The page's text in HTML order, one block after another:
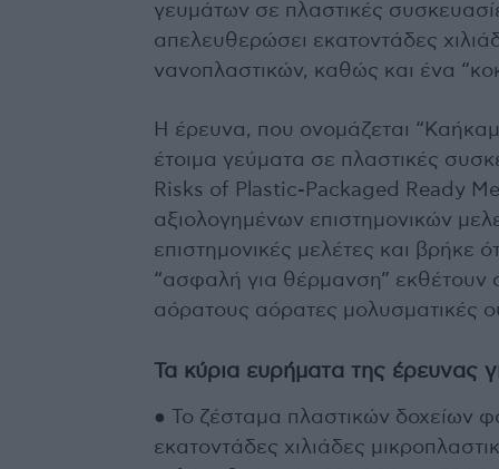
γευμάτων σε πλαστικές
απελευθερώσει εκατοντάδες
νανοπλαστικών, καθώς και ένα
Η έρευνα, που ονομάζεται
έτοιμα γεύματα σε πλαστικές
Risks of Plastic-Packaged Ready
αξιολογημένων επιστημονικών
επιστημονικές μελέτες και βρήκε
“ασφαλή για θέρμανση” εκθέτουν
αόρατους αόρατες μολυσματικές
Τα κύρια ευρήματα της έρευνας
● Το ζέσταμα πλαστικών δοχείων
εκατοντάδες χιλιάδες